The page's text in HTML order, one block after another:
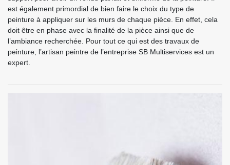
est également primordial de bien faire le choix du type de
peinture à appliquer sur les murs de chaque pièce. En effet, cela
doit être en phase avec la finalité de la pièce ainsi que de
l’ambiance recherchée. Pour tout ce qui est des travaux de
peinture, l’artisan peintre de l’entreprise SB Multiservices est un
expert.